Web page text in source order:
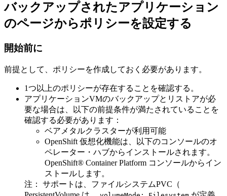
バックアップされたアプリケーション
のページからポリシーを設定する
開始前に
前提として、ポリシーを作成しておく必要があります。
1つ以上のポリシーが存在することを確認する。
アプリケーションVMのバックアップとリストアが必
要な場合は、以下の前提条件が満たされていることを
確認する必要があります：
ベアメタルクラスターが利用可能
OpenShift 仮想化機能は、以下のコンソールのオ
ペレーター・ハブからインストールされます。
OpenShift® Container Platform コンソールからイン
ストールします。
注：
サポートは、ファイルシステムPVC（